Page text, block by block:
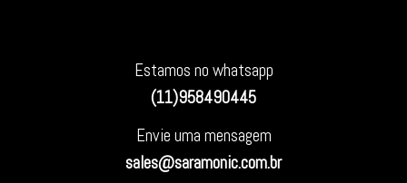
Estamos no whatsapp
(11)958490445
Envie uma mensagem
sales@saramonic.com.br